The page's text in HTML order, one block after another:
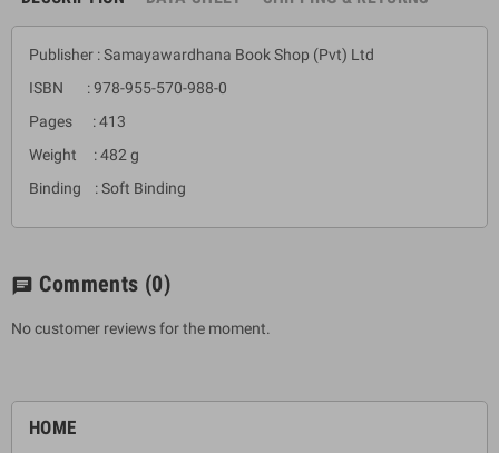
HOME
Publisher : Samayawardhana Book Shop (Pvt) Ltd
ISBN : 978-955-570-988-0
Pages : 413
Weight : 482 g
Binding : Soft Binding
chat Comments (0)
No customer reviews for the moment.